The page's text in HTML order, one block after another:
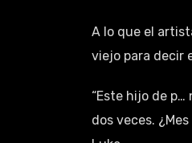
A lo que el
viejo para decir
“Este hijo de
dos veces.